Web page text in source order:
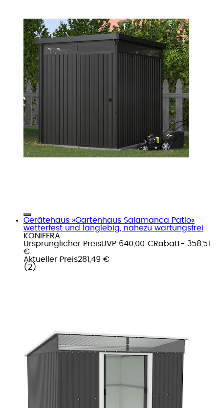
Gerätehaus »Gartenhaus Salamanca Patio«
wetterfest und langlebig, nahezu wartungsfrei
KONIFERA
Ursprünglicher PreisUVP 640,00 €Rabatt- 358,51
€
Aktueller Preis281,49 €
( 2 )